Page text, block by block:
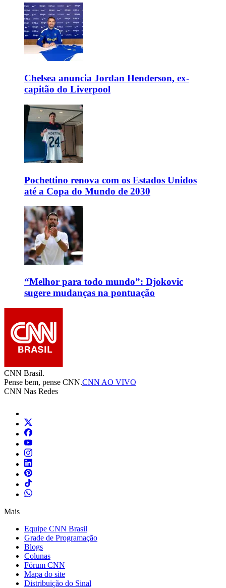
Chelsea anuncia Jordan Henderson, ex-
capitão do Liverpool
Pochettino renova com os Estados Unidos
até a Copa do Mundo de 2030
“Melhor para todo mundo”: Djokovic
sugere mudanças na pontuação
CNN Brasil.
Pense bem, pense CNN.CNN AO VIVO
CNN Nas Redes
Mais
Equipe CNN Brasil
Grade de Programação
Blogs
Colunas
Fórum CNN
Mapa do site
Distribuição do Sinal